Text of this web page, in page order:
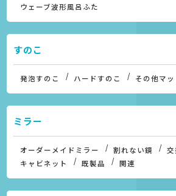
ウェーブ波形風呂ふた
すのこ
発泡すのこ ハードすのこ その他マッ
ミラー
オーダーメイドミラー 割れない鏡
キャビネット
既製品 関連